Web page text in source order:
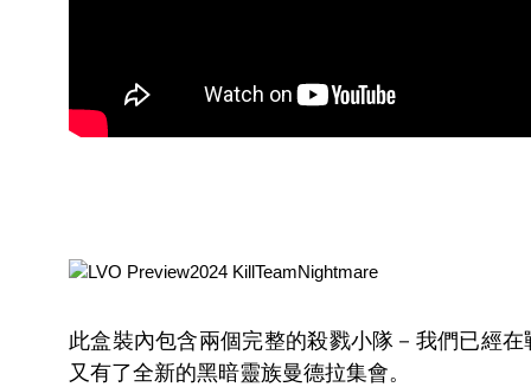
此盒裝內包含兩個完整的殺戮小隊－我們已經
又有了全新的黑暗靈族曼德拉集會。